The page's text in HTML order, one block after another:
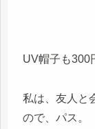
UV帽子も300
私は、友人と
ので、パス。